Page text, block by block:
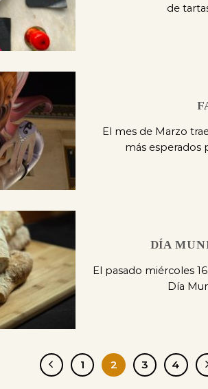
de
El mes de Marzo
más esperados
DÍA
El pasado miércoles
Día
1 2 3 4